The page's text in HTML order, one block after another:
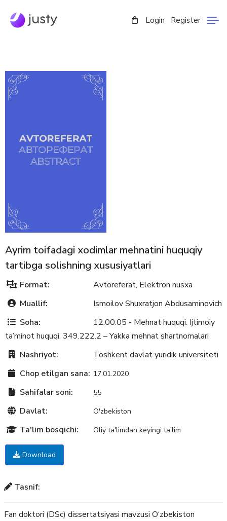
Login Register
Ayrim toifadagi xodimlar mehnatini huquqiy
tartibga solishning xususiyatlari
Format: Avtoreferat, Elektron nusxa
Muallif:
Ismoilov Shuxratjon Abdusaminovich
Soha:
12.00.05 - Mehnat huquqi. Ijtimoiy
ta’minot huquqi, 349.222.2 – Yakka mehnat shartnomalari
Nashriyot:
Toshkent davlat yuridik universiteti
Chop etilgan sana: 17.01.2020
Sahifalar soni: 55
Davlat: O'zbekiston
Ta'lim bosqichi: Oliy ta'limdan keyingi ta'lim
Download
Tasnif:
Fan doktori (DSc) dissertatsiyasi mavzusi O‘zbekiston